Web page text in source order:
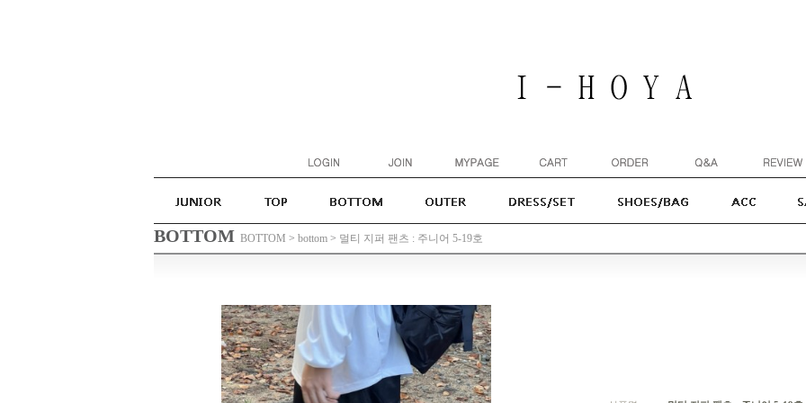
BOTTOM BOTTOM > bottom > 멀티 지퍼 팬츠 : 주니어 5-19호